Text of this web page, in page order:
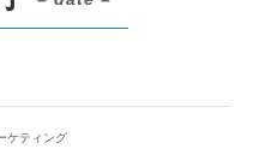
ケティング